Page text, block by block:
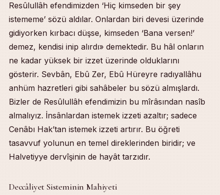
Resûlullâh efendimizden ‘Hiç kimseden bir şey
istememe’ sözü aldılar. Onlardan biri devesi üzerinde
gidiyorken kırbacı düşse, kimseden ‘Bana versen!’
demez, kendisi inip alırdı» demektedir. Bu hâl onların
ne kadar yüksek bir izzet üzerinde olduklarını
gösterir. Sevbân, Ebû Zer, Ebû Hüreyre radıyallâhu
anhüm hazretleri gibi sahâbeler bu sözü almışlardı.
Bizler de Resûlullâh efendimizin bu mîrâsından nasîb
almalıyız. İnsânlardan istemek izzeti azaltır; sadece
Cenâbı Hak’tan istemek izzeti artırır. Bu öğreti
tasavvuf yolunun en temel direklerinden biridir; ve
Halvetiyye dervîşinin de hayât tarzıdır.
Deccâliyet Sisteminin Mahiyeti